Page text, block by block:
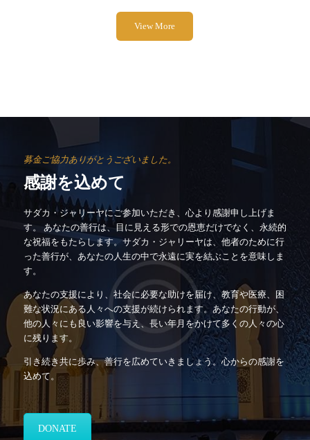
View More
募金ご協力ありがとうございました。
感謝を込めて
サダカ・ジャリーヤにご参加いただき、心より感謝申し上げま
す。
あなたの善行は、目に見える形での恩恵だけでなく、永続的
な祝福をもたらします。サダカ・ジャリーヤは、他者のために行
った善行が、あなたの人生の中で永遠に実を結ぶことを意味しま
す。
あなたの支援により、社会に必要な助けを届け、教育や医療、困
難な状況にある人々への支援が続けられます。あなたの行動が、
他の人々にも良い影響を与え、長い年月をかけて多くの人々の心
に残ります。
引き続き共に歩み、善行を広めていきましょう。心からの感謝を
込めて。
DONATE